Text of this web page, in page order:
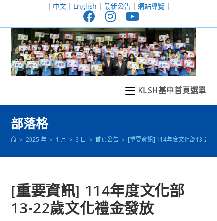
至
｜ 中文｜ English ｜ 最新公告｜ 網站導覽｜
KLSH基中首頁選單
部落格
> 2025 年 > 1 月 > 3 日 > 首頁公告 > [重要資訊] 114年度文化部13-22
[重要資訊] 114年度文化部
13-22歲文化禮金發放